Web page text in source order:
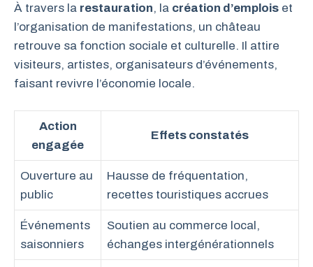
À travers la restauration, la création d’emplois et
l’organisation de manifestations, un château
retrouve sa fonction sociale et culturelle. Il attire
visiteurs, artistes, organisateurs d’événements,
faisant revivre l’économie locale.
Action
engagée
Effets constatés
Ouverture au
public
Hausse de fréquentation,
recettes touristiques accrues
Événements
saisonniers
Soutien au commerce local,
échanges intergénérationnels